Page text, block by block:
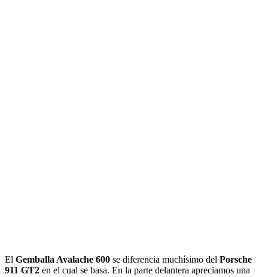
El Gemballa Avalache 600 se diferencia muchísimo del Porsche
911 GT2 en el cual se basa. En la parte delantera apreciamos una